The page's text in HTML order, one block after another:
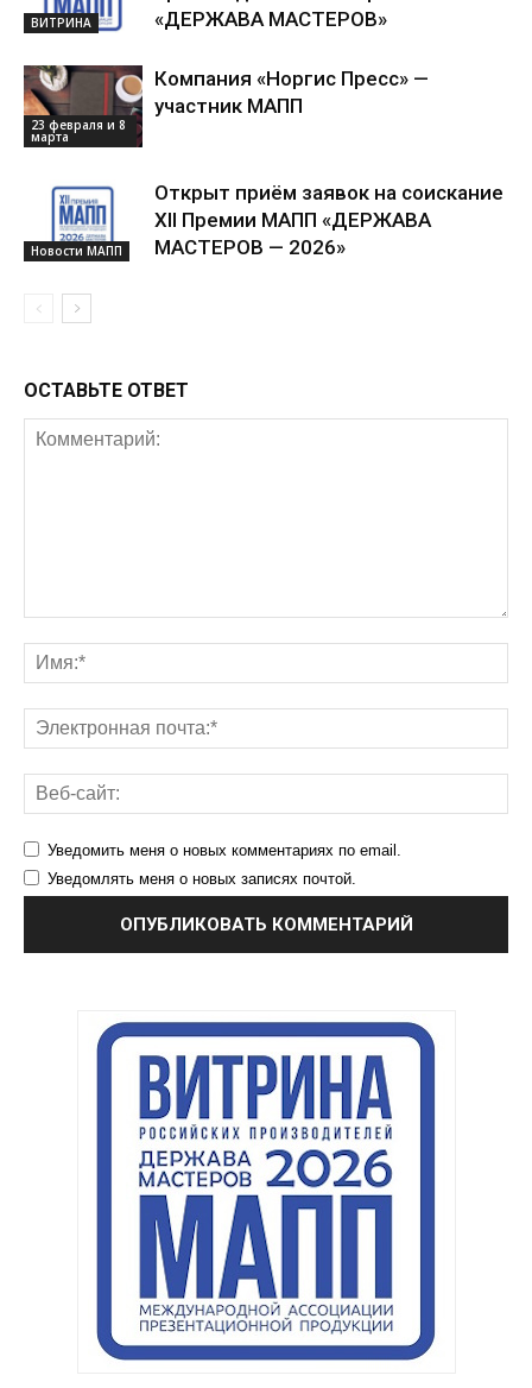
ВИТРИНА
«ДЕРЖАВА МАСТЕРОВ»
23 февраля и 8
марта
Компания «Норгис Пресс» —
участник МАПП
Новости МАПП
Открыт приём заявок на соискание
XII Премии МАПП «ДЕРЖАВА
МАСТЕРОВ — 2026»
ОСТАВЬТЕ ОТВЕТ
Уведомить меня о новых комментариях по email.
Уведомлять меня о новых записях почтой.